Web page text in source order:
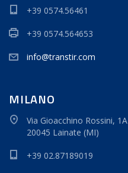
+39 0574.56461
+39 0574.564653
info@transtir.com
MILANO
Via Gioacchino Rossini, 1A
20045 Lainate (MI)
+39 02.87189019